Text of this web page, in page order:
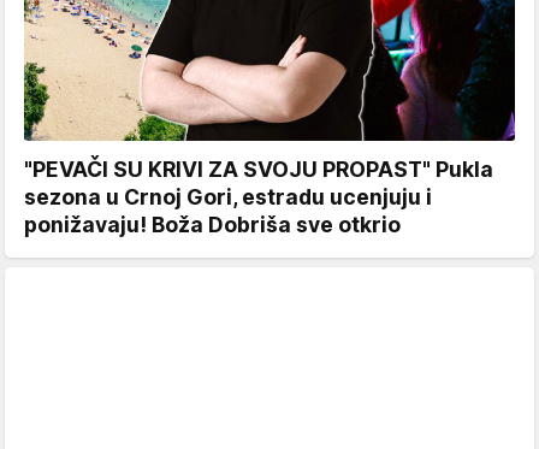
"PEVAČI SU KRIVI ZA SVOJU PROPAST" Pukla
sezona u Crnoj Gori, estradu ucenjuju i
ponižavaju! Boža Dobriša sve otkrio